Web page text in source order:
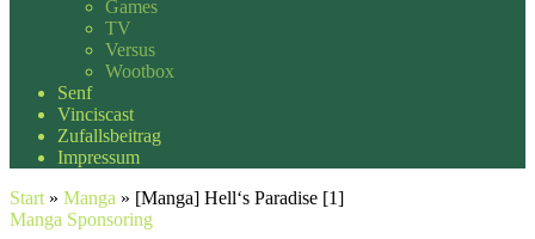
Games
TV
Versus
Wootbox
Senf
Vinciscast
Zufallsbeitrag
Impressum
Start » Manga » [Manga] Hell‘s Paradise [1]
Manga Sponsoring